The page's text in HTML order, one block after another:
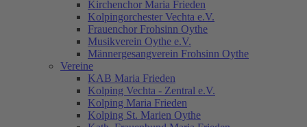
Kirchenchor Maria Frieden
Kolpingorchester Vechta e.V.
Frauenchor Frohsinn Oythe
Musikverein Oythe e.V.
Männergesangverein Frohsinn Oythe
Vereine
KAB Maria Frieden
Kolping Vechta - Zentral e.V.
Kolping Maria Frieden
Kolping St. Marien Oythe